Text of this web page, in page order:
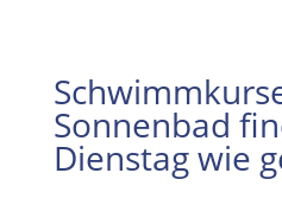
Sonnenbad
Dienstag wie